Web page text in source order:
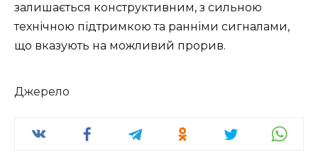
залишається конструктивним, з сильною
технічною підтримкою та ранніми сигналами,
що вказують на можливий прорив.
Джерело